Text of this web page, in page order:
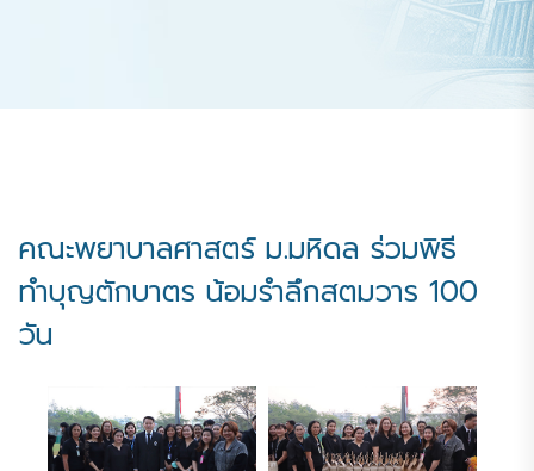
คณะพยาบาลศาสตร์ ม.มหิดล ร่วมพิธี
ทำบุญตักบาตร น้อมรำลึกสตมวาร 100
วัน